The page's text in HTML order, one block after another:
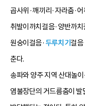
곱사위·깨끼리·자라춤·
취발이까치걸음·양반까
원숭이걸음· 두루치기걸음
춘다.
송파와 양주 지역 산대놀
염불장단의 거드름춤이